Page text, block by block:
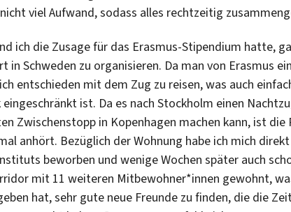
viel Aufwand, sodass alles rechtzeitig
ich die Zusage für das Erasmus-Stipendium hatte,
in Schweden zu organisieren. Da man von Erasmus
entschieden mit dem Zug zu reisen, was auch
ist. Da es nach Stockholm einen
Zwischenstopp in Kopenhagen machen kann, ist die
anhört. Bezüglich der Wohnung habe ich mich
beworben und wenige Wochen später auch
mit 11 weiteren Mitbewohner*innen gewohnt,
hat, sehr gute neue Freunde zu finden, die die